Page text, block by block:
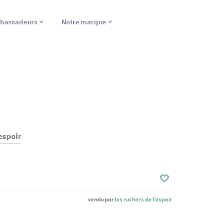
Notre marque
vendu parles ruchers de l'espoir